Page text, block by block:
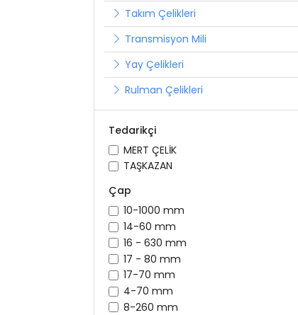
Takım Çelikleri
Transmisyon Mili
Yay Çelikleri
Rulman Çelikleri
Tedarikçi
MERT ÇELİK
TAŞKAZAN
Çap
10-1000 mm
14-60 mm
16 - 630 mm
17 - 80 mm
17-70 mm
4-70 mm
8-260 mm